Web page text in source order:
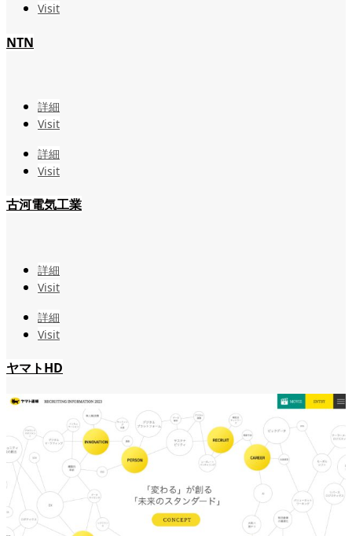
Visit
NTN
詳細
Visit
詳細
Visit
古河電気工業
詳細
Visit
詳細
Visit
ヤマトHD